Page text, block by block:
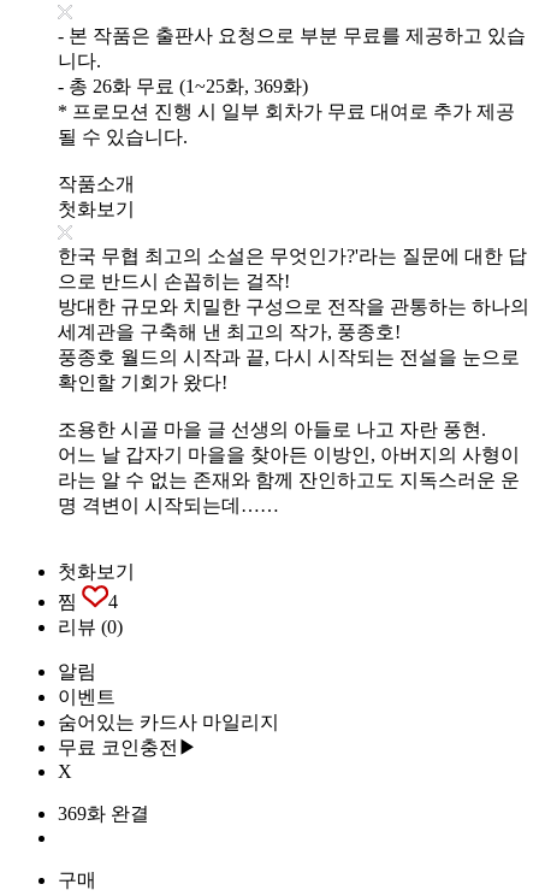
- 본 작품은 출판사 요청으로 부분 무료를 제공하고 있습
니다.
- 총 26화 무료 (1~25화, 369화)
* 프로모션 진행 시 일부 회차가 무료 대여로 추가 제공
될 수 있습니다.
작품소개
첫화보기
한국 무협 최고의 소설은 무엇인가?'라는 질문에 대한 답
으로 반드시 손꼽히는 걸작!
방대한 규모와 치밀한 구성으로 전작을 관통하는 하나의
세계관을 구축해 낸 최고의 작가, 풍종호!
풍종호 월드의 시작과 끝, 다시 시작되는 전설을 눈으로
확인할 기회가 왔다!
조용한 시골 마을 글 선생의 아들로 나고 자란 풍현.
어느 날 갑자기 마을을 찾아든 이방인, 아버지의 사형이
라는 알 수 없는 존재와 함께 잔인하고도 지독스러운 운
명 격변이 시작되는데……
첫화보기
찜
4
리뷰 (0)
알림
이벤트
숨어있는 카드사 마일리지
무료 코인충전▶
X
369화 완결
구매